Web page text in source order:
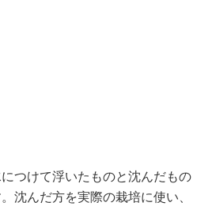
つけて浮いたものと沈んだもの
沈んだ方を実際の栽培に使い、